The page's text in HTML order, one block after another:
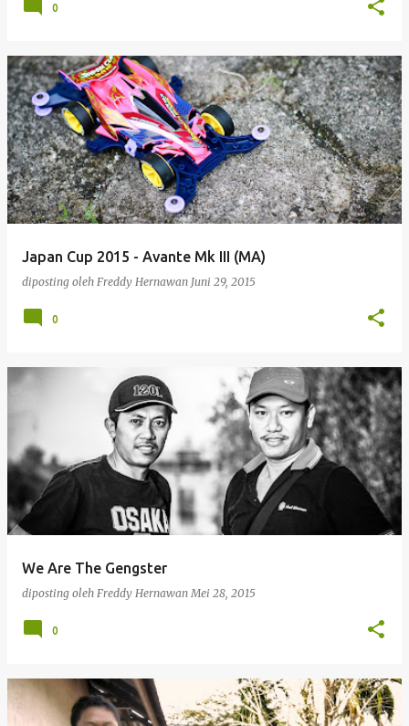
0
Japan Cup 2015 - Avante Mk III (MA)
diposting oleh Freddy Hernawan Juni 29, 2015
0
We Are The Gengster
diposting oleh Freddy Hernawan Mei 28, 2015
0